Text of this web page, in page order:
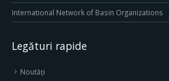
International Network of Basin Organizations
Legături rapide
Noutăți